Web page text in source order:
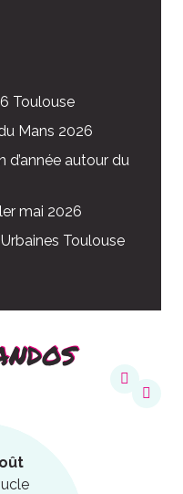
Toulouse
Mans 2026
d’année autour du
mai 2026
Toulouse